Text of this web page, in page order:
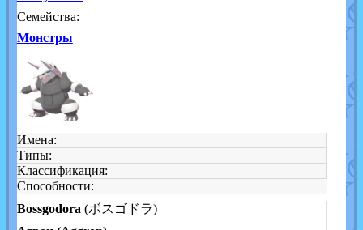
Семейства:
Монстры
Имена:
Типы:
Классификация:
Способности:
Bossgodora (ボスゴドラ)